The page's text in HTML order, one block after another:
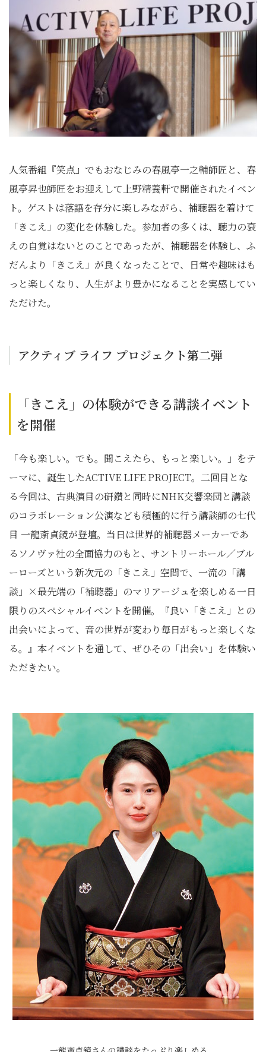
人気番組『笑点』でもおなじみの春風亭一之輔師匠と、春
風亭昇也師匠をお迎えして上野精養軒で開催されたイベン
ト。ゲストは落語を存分に楽しみながら、補聴器を着けて
「きこえ」の変化を体験した。参加者の多くは、聴力の衰
えの自覚はないとのことであったが、補聴器を体験し、ふ
だんより「きこえ」が良くなったことで、日常や趣味はも
っと楽しくなり、人生がより豊かになることを実感してい
ただけた。
アクティブ ライフ プロジェクト第二弾
「きこえ」の体験ができる講談イベント
を開催
「今も楽しい。でも。聞こえたら、もっと楽しい。」をテ
ーマに、誕生したACTIVE LIFE PROJECT。二回目とな
る今回は、古典演目の研鑽と同時にNHK交響楽団と講談
のコラボレーション公演なども積極的に行う講談師の七代
目 一龍斎貞鏡が登壇。当日は世界的補聴器メーカーであ
るソノヴァ社の全面協力のもと、サントリーホール／ブル
ーローズという新次元の「きこえ」空間で、一流の「講
談」×最先端の「補聴器」のマリアージュを楽しめる一日
限りのスペシャルイベントを開催。『良い「きこえ」との
出会いによって、音の世界が変わり毎日がもっと楽しくな
る。』本イベントを通して、ぜひその「出会い」を体験い
ただきたい。